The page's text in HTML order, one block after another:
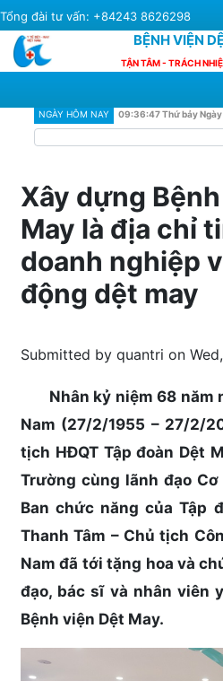
Skip
to
main
content
Tổng đài tư vấn: +84243 8626298
BỆNH VIỆN
TẬN TÂM - TRÁCH
NGÀY HÔM NAY 09:36:47 Thứ bảy
Xây dựng
May là địa chỉ
doanh nghiệp
động dệt may
Submitted by quantri on
Nhân kỷ niệm 68 năm
Nam (27/2/1955 – 27/2/
tịch HĐQT Tập đoàn Dệt
Trường cùng lãnh đạo
Ban chức năng của Tập
Thanh Tâm – Chủ tịch
Nam đã tới tặng hoa và
đạo, bác sĩ và nhân viên
Bệnh viện Dệt May.